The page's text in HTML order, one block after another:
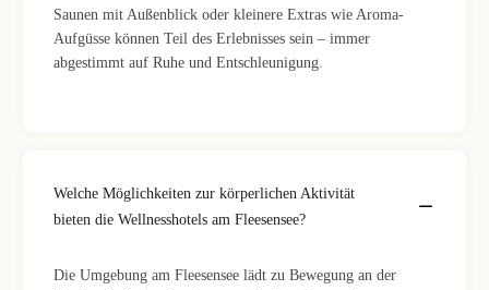
Saunen mit Außenblick oder kleinere Extras wie Aroma-
Aufgüsse können Teil des Erlebnisses sein – immer
abgestimmt auf Ruhe und Entschleunigung.
Welche Möglichkeiten zur körperlichen Aktivität
bieten die Wellnesshotels am Fleesensee?
Die Umgebung am Fleesensee lädt zu Bewegung an der